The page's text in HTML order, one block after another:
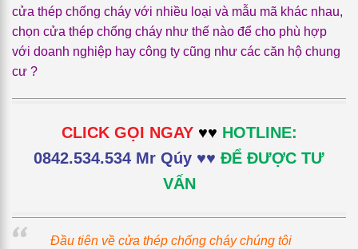
cửa thép chống cháy với nhiều loại và mẫu mã khác nhau,
chọn cửa thép chống cháy như thế nào để cho phù hợp
với doanh nghiệp hay công ty cũng như các căn hộ chung
cư ?
CLICK GỌI NGAY♥♥ HOTLINE:
0842.534.534 Mr Qúy ♥♥ ĐỂ ĐƯỢC TƯ
VẤN
Đầu tiên về cửa thép chống cháy chúng tôi